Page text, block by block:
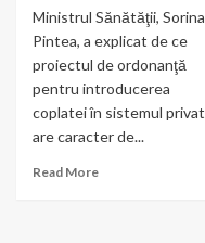
Ministrul Sănătăţii, Sorina
Pintea, a explicat de ce
proiectul de ordonanţă
pentru introducerea
coplatei în sistemul privat
are caracter de...
Read More